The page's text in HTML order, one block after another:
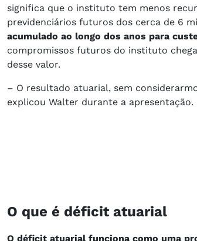
significa que o instituto tem menos
previdenciários futuros dos cerca de 6
acumulado ao longo dos anos para
compromissos futuros do instituto
desse valor.
– O resultado atuarial, sem
explicou Walter durante a apresentação.
O que é déficit atuarial
O déficit atuarial funciona como uma